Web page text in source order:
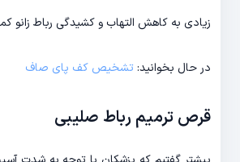
زیادی به کاهش التهاب و کشیدگی رباط زانو
در حال بخوانید:تشخیص کف پای صاف
قرص ترمیم رباط صلیبی